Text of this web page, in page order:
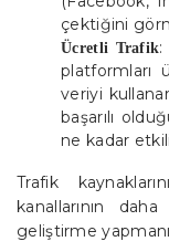
çektiğini
Ücretli Trafik:
platformları
veriyi
başarılı
ne kadar
Trafik
kanallarının
geliştirme